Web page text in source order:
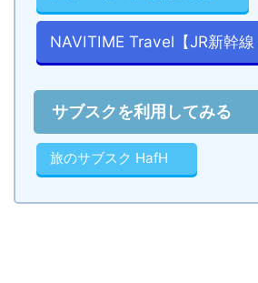
NAVITIME Travel【JR新幹線
サブスクを利用してみる
旅のサブスク HafH